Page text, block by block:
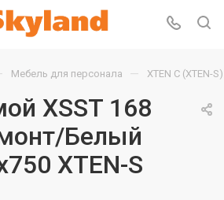
Мебель для персонала — XTEN С (XTEN-S)
XSST 168
Белый
XTEN-S